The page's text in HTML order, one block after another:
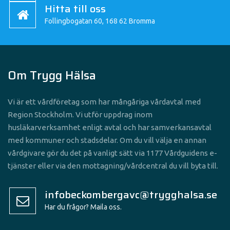
Hitta till oss
Follingbogatan 60, 168 62 Bromma
Om Trygg Hälsa
Vi är ett vårdföretag som har mångåriga vårdavtal med
Region Stockholm. Vi utför uppdrag inom
husläkarverksamhet enligt avtal och har samverkansavtal
med kommuner och stadsdelar. Om du vill välja en annan
vårdgivare gör du det på vanligt sätt via 1177 Vårdguidens e-
tjänster eller via den mottagning/vårdcentral du vill byta till.
infobeckombergavc@trygghalsa.se
Har du frågor? Maila oss.